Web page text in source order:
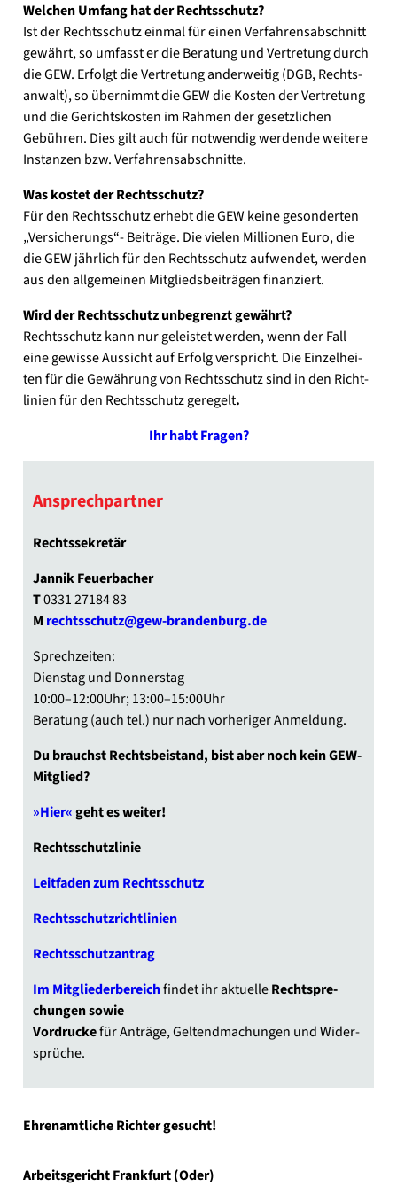
Wel­chen Umfang hat der Rechts­schutz?
Ist der Rechts­schutz ein­mal für einen Ver­fah­rens­ab­schnitt
gewährt, so umfasst er die Bera­tung und Ver­tre­tung durch
die GEW. Erfolgt die Ver­tre­tung ander­wei­tig (DGB, Rechts­
an­walt), so über­nimmt die GEW die Kos­ten der Ver­tre­tung
und die Gerichts­kos­ten im Rah­men der gesetz­li­chen
Gebüh­ren. Dies gilt auch für not­wen­dig wer­den­de wei­te­re
Instan­zen bzw. Ver­fah­rens­ab­schnit­te.
Was kos­tet der Rechts­schutz?
Für den Rechts­schutz erhebt die GEW kei­ne geson­der­ten
„Ver­si­che­rungs“- Bei­trä­ge. Die vie­len Mil­lio­nen Euro, die
die GEW jähr­lich für den Rechts­schutz auf­wen­det, wer­den
aus den all­ge­mei­nen Mit­glieds­bei­trä­gen finan­ziert.
Wird der Rechts­schutz unbe­grenzt gewährt?
Rechts­schutz kann nur geleis­tet wer­den, wenn der Fall
eine gewis­se Aus­sicht auf Erfolg ver­spricht. Die Ein­zel­hei­
ten für die Gewäh­rung von Rechts­schutz sind in den Richt­
li­ni­en für den Rechts­schutz gere­gelt.
Ihr habt Fra­gen?
Ansprech­part­ner
Rechts­se­kre­tär
Jan­nik Feu­er­ba­cher
T0331 27184 83
M rechtsschutz@gew-brandenburg.de
Sprech­zei­ten:
Diens­tag und Don­ners­tag
10:00–12:00Uhr; 13:00–15:00Uhr
Bera­tung (auch tel.) nur nach vor­he­ri­ger Anmel­dung.
Du brauchst Rechts­bei­stand, bist aber noch kein GEW-
Mitglied?
»Hier«geht es wei­ter!
Rechts­schutz­li­nie
Leit­fa­den zum Rechts­schutz
Rechts­schutz­richt­li­ni­en
Rechts­schutz­an­trag
Im Mit­glie­der­be­reichfin­det ihr aktu­el­leRecht­spre­
chun­gen sowie
Vor­dru­ckefür Anträ­ge, Gel­tend­ma­chun­gen und Wider­
sprü­che.
Ehren­amt­li­che Rich­ter gesucht!
Arbeits­ge­richt Frank­furt (Oder)